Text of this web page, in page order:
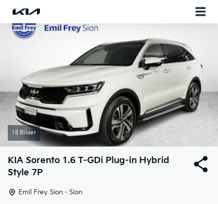
18 Bilder
KIA Sorento 1.6 T-GDi Plug-in Hybrid
Style 7P
Emil Frey Sion - Sion